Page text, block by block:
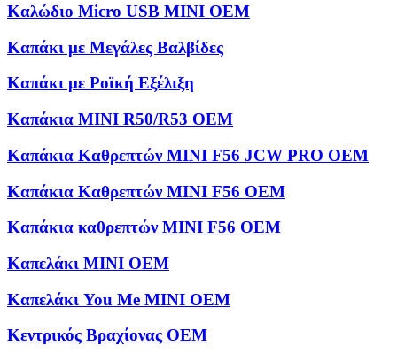
Καλώδιο Micro USB MINI OEM
Καπάκι με Μεγάλες Βαλβίδες
Καπάκι με Ροϊκή Εξέλιξη
Καπάκια MINI R50/R53 OEM
Καπάκια Καθρεπτών MINI F56 JCW PRO OEM
Καπάκια Καθρεπτών MINI F56 OEM
Καπάκια καθρεπτών MINI F56 OEM
Καπελάκι MINI OEM
Καπελάκι You Me MINI OEM
Κεντρικός Βραχίονας OEM